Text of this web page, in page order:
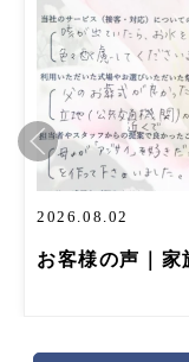
2026.08.02
お客様の声｜